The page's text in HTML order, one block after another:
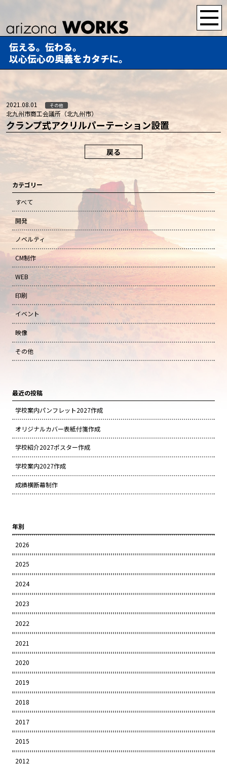
伝える。伝わる。
以心伝心の奥義をカタチに。
2021.08.01 その他
北九州市商工会議所（北九州市）
クランプ式アクリルパーテーション設置
戻る
カテゴリー
すべて
開発
ノベルティ
CM制作
WEB
印刷
イベント
映像
その他
最近の投稿
学校案内パンフレット2027作成
オリジナルカバー表紙付箋作成
学校紹介2027ポスター作成
学校案内2027作成
成績横断幕制作
年別
2026
2025
2024
2023
2022
2021
2020
2019
2018
2017
2015
2012